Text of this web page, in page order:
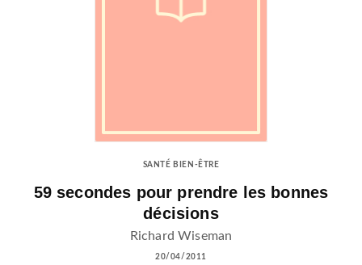
SANTÉ BIEN-ÊTRE
59 secondes pour prendre les bonnes
décisions
Richard Wiseman
20/04/2011